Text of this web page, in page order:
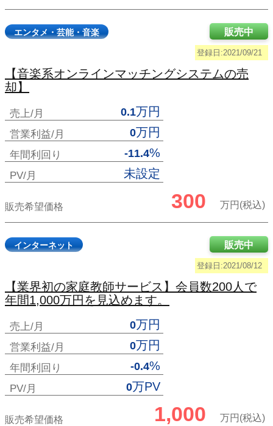
エンタメ・芸能・音楽
登録日:2021/09/21
販売中
【音楽系オンラインマッチングシステムの売
却】
売上/月 0.1万円
営業利益/月 0万円
年間利回り -11.4%
PV/月 未設定
販売希望価格 300 万円(税込)
インターネット
登録日:2021/08/12
販売中
【業界初の家庭教師サービス】会員数200人で
年間1,000万円を見込めます。
売上/月 0万円
営業利益/月 0万円
年間利回り -0.4%
PV/月 0万PV
販売希望価格 1,000 万円(税込)